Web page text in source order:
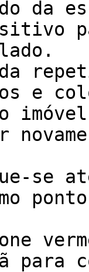
da
e
se
para